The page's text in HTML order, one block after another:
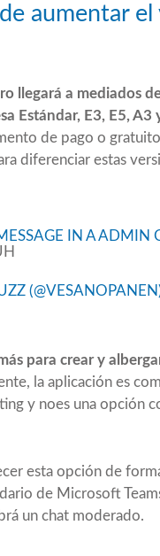
aumentar el
llegará a mediados
Estándar, E3, E5, A3
de pago o
diferenciar estas
IN A ADMIN
para crear y
la aplicación es
y noes una opción
esta opción de
de Microsoft
un chat moderado.